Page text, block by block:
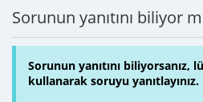
Sorunun yanıtını biliyor
Sorunun yanıtını biliyorsanız,
kullanarak soruyu yanıtlayınız.